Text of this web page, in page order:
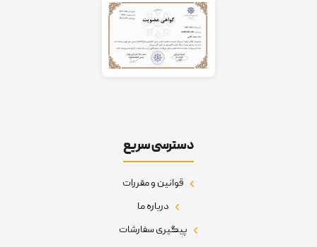
دسترسی سریع
قوانین و مقررات
درباره ما
پیگیری سفارشات